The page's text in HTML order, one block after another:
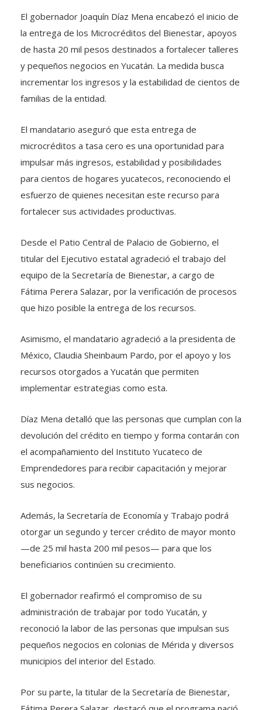
El gobernador Joaquín Díaz Mena encabezó el inicio de
la entrega de los Microcréditos del Bienestar, apoyos
de hasta 20 mil pesos destinados a fortalecer talleres
y pequeños negocios en Yucatán. La medida busca
incrementar los ingresos y la estabilidad de cientos de
familias de la entidad.
El mandatario aseguró que esta entrega de
microcréditos a tasa cero es una oportunidad para
impulsar más ingresos, estabilidad y posibilidades
para cientos de hogares yucatecos, reconociendo el
esfuerzo de quienes necesitan este recurso para
fortalecer sus actividades productivas.
Desde el Patio Central de Palacio de Gobierno, el
titular del Ejecutivo estatal agradeció el trabajo del
equipo de la Secretaría de Bienestar, a cargo de
Fátima Perera Salazar, por la verificación de procesos
que hizo posible la entrega de los recursos.
Asimismo, el mandatario agradeció a la presidenta de
México, Claudia Sheinbaum Pardo, por el apoyo y los
recursos otorgados a Yucatán que permiten
implementar estrategias como esta.
Díaz Mena detalló que las personas que cumplan con la
devolución del crédito en tiempo y forma contarán con
el acompañamiento del Instituto Yucateco de
Emprendedores para recibir capacitación y mejorar
sus negocios.
Además, la Secretaría de Economía y Trabajo podrá
otorgar un segundo y tercer crédito de mayor monto
—de 25 mil hasta 200 mil pesos— para que los
beneficiarios continúen su crecimiento.
El gobernador reafirmó el compromiso de su
administración de trabajar por todo Yucatán, y
reconoció la labor de las personas que impulsan sus
pequeños negocios en colonias de Mérida y diversos
municipios del interior del Estado.
Por su parte, la titular de la Secretaría de Bienestar,